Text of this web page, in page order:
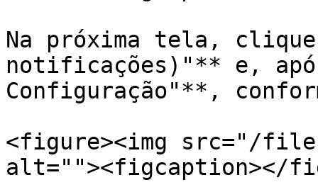
Na próxima tela, clique
notificações)"** e,
Configuração"**,
<figure><img src="/files/
alt=""><figcaption></